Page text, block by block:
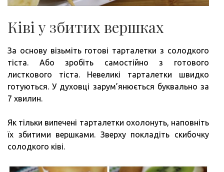
Ківі у збитих вершках
За основу візьміть готові тарталетки з солодкого
тіста. Або зробіть самостійно з готового
листкового тіста. Невеликі тарталетки швидко
готуються. У духовці зарум’янюється буквально за
7 хвилин.
Як тільки випечені тарталетки охолонуть, наповніть
їх збитими вершками. Зверху покладіть скибочку
солодкого ківі.